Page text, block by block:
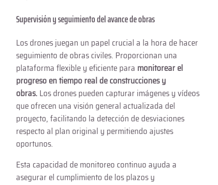
Supervisión y seguimiento del avance de obras
Los drones juegan un papel crucial a la hora de hacer
seguimiento de obras civiles. Proporcionan una
plataforma flexible y eficiente para monitorear el
progreso en tiempo real de construcciones y
obras.Los drones pueden capturar imágenes y vídeos
que ofrecen una visión general actualizada del
proyecto, facilitando la detección de desviaciones
respecto al plan original y permitiendo ajustes
oportunos.
Esta capacidad de monitoreo continuo ayuda a
asegurar el cumplimiento de los plazos y